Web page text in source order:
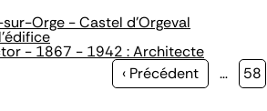
Orge - Castel d'Orgeval
- 1867 - 1942 : Architecte
Page
‹ Précédent … Page
58